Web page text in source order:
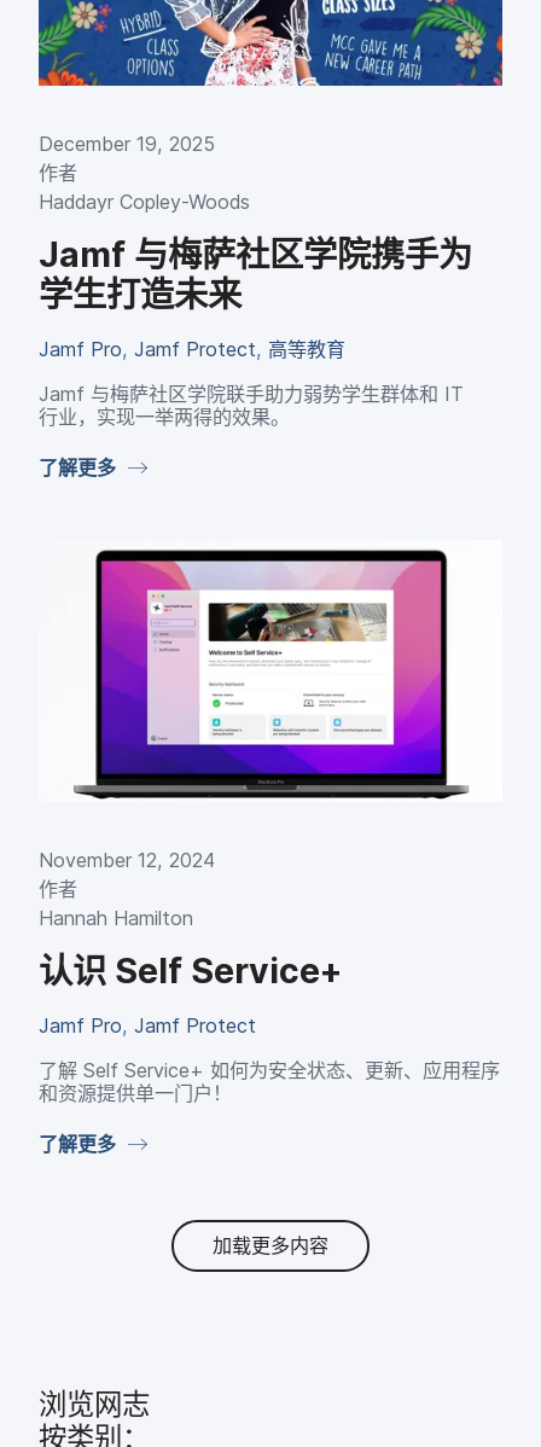
December 19, 2025
作者
Haddayr Copley-Woods
Jamf 与​梅萨社区​学院​携手​为​
学生​打造​未来
Jamf Pro, Jamf Protect, 高​等​教育
Jamf 与​梅萨社区​学院​联手助力​弱势学生​群体​和 IT
行业，​实现​一​举​两​得​的​效果。
了解​更​多
November 12, 2024
作者
Hannah Hamilton
认识 Self Service+
Jamf Pro, Jamf Protect
了解 Self Service+ 如何​为​安全​状态、​更新、​应用​程序​
和​资源​提供​单​一​门户！
了解​更​多
加载更多内容
浏览​网志
按​类别：